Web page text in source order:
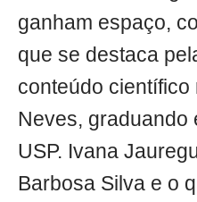
ganham espaço,
que se destaca
conteúdo científico
Neves, graduando
USP. Ivana
Barbosa Silva e o